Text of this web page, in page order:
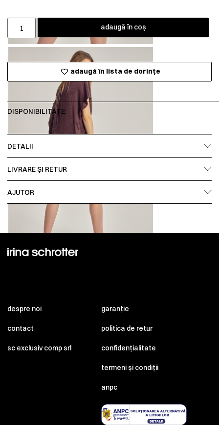
adaugă în coș
adaugă în lista de dorințe
DISPONIBILITATE:
DETALII
LIVRARE ȘI RETUR
AJUTOR
despre noi
contact
sc exclusiv comp srl
garanție
politica de retur
confidențialitate
termeni și condiții
anpc